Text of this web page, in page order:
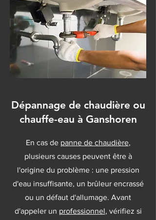
Dépannage de chaudière ou
chauffe-eau à Ganshoren
En cas de panne de chaudière,
plusieurs causes peuvent être à
l'origine du problème : une pression
d'eau insuffisante, un brûleur encrassé
ou un défaut d'allumage. Avant
d'appeler un professionnel, vérifiez si